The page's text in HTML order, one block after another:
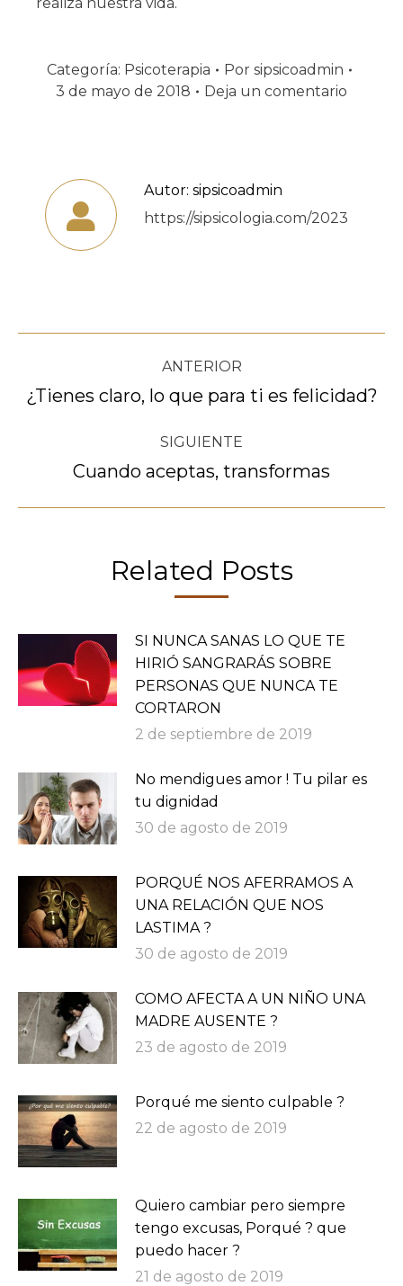
Categoría: Psicoterapia Por sipsicoadmin
3 de mayo de 2018
Deja un comentario
Autor: sipsicoadmin
https://sipsicologia.com/2023
Navegación
entre
publicaciones
ANTERIOR
Publicación
¿Tienes claro, lo que para ti es felicidad?
SIGUIENTE
Publicación
Cuando aceptas, transformas
Related Posts
SI NUNCA SANAS LO QUE TE
HIRIÓ SANGRARÁS SOBRE
PERSONAS QUE NUNCA TE
CORTARON
2 de septiembre de 2019
No mendigues amor ! Tu pilar es
tu dignidad
30 de agosto de 2019
PORQUÉ NOS AFERRAMOS A
UNA RELACIÓN QUE NOS
LASTIMA ?
30 de agosto de 2019
COMO AFECTA A UN NIÑO UNA
MADRE AUSENTE ?
23 de agosto de 2019
Porqué me siento culpable ?
22 de agosto de 2019
Quiero cambiar pero siempre
tengo excusas, Porqué ? que
puedo hacer ?
21 de agosto de 2019